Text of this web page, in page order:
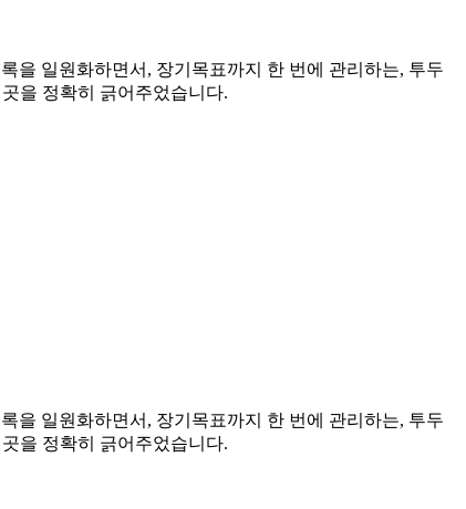
을 일원화하면서, 장기목표까지 한 번에 관리하는, 투두
을 정확히 긁어주었습니다.
을 일원화하면서, 장기목표까지 한 번에 관리하는, 투두
을 정확히 긁어주었습니다.